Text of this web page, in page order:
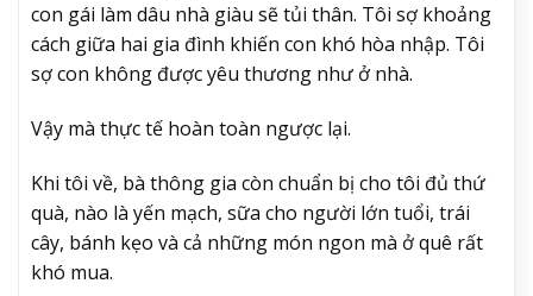
con gái làm dâu nhà giàu sẽ tủi thân. Tôi sợ khoảng
cách giữa hai gia đình khiến con khó hòa nhập. Tôi
sợ con không được yêu thương như ở nhà.
Vậy mà thực tế hoàn toàn ngược lại.
Khi tôi về, bà thông gia còn chuẩn bị cho tôi đủ thứ
quà, nào là yến mạch, sữa cho người lớn tuổi, trái
cây, bánh kẹo và cả những món ngon mà ở quê rất
khó mua.